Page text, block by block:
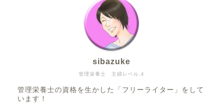
管理栄養士 主婦レベル.4
sibazuke
管理栄養士の資格を生かした「フリーライター」をして
います！